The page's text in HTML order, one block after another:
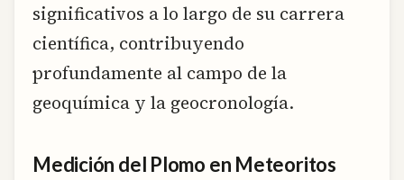
significativos a lo largo de su carrera
científica, contribuyendo
profundamente al campo de la
geoquímica y la geocronología.
Medición del Plomo en Meteoritos